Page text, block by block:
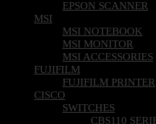
EPSON SCANNER
MSI
MSI NOTEBOOK
MSI MONITOR
MSI ACCESSORIES
FUJIFILM
FUJIFILM PRINTER
CISCO
SWITCHES
CBS110